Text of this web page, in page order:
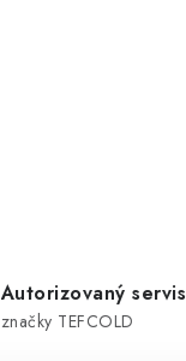
Autorizovaný servis
značky TEFCOLD